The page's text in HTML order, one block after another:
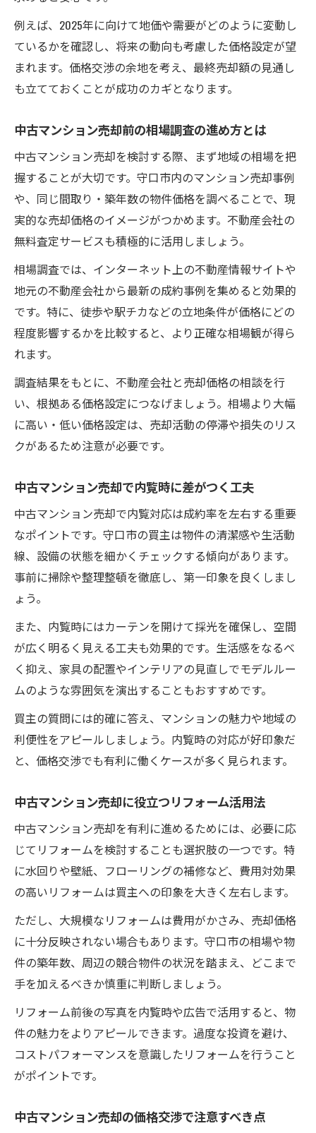
例えば、2025年に向けて地価や需要がどのように変動し
ているかを確認し、将来の動向も考慮した価格設定が望
まれます。価格交渉の余地を考え、最終売却額の見通し
も立てておくことが成功のカギとなります。
中古マンション売却前の相場調査の進め方とは
中古マンション売却を検討する際、まず地域の相場を把
握することが大切です。守口市内のマンション売却事例
や、同じ間取り・築年数の物件価格を調べることで、現
実的な売却価格のイメージがつかめます。不動産会社の
無料査定サービスも積極的に活用しましょう。
相場調査では、インターネット上の不動産情報サイトや
地元の不動産会社から最新の成約事例を集めると効果的
です。特に、徒歩や駅チカなどの立地条件が価格にどの
程度影響するかを比較すると、より正確な相場観が得ら
れます。
調査結果をもとに、不動産会社と売却価格の相談を行
い、根拠ある価格設定につなげましょう。相場より大幅
に高い・低い価格設定は、売却活動の停滞や損失のリス
クがあるため注意が必要です。
中古マンション売却で内覧時に差がつく工夫
中古マンション売却で内覧対応は成約率を左右する重要
なポイントです。守口市の買主は物件の清潔感や生活動
線、設備の状態を細かくチェックする傾向があります。
事前に掃除や整理整頓を徹底し、第一印象を良くしまし
ょう。
また、内覧時にはカーテンを開けて採光を確保し、空間
が広く明るく見える工夫も効果的です。生活感をなるべ
く抑え、家具の配置やインテリアの見直しでモデルルー
ムのような雰囲気を演出することもおすすめです。
買主の質問には的確に答え、マンションの魅力や地域の
利便性をアピールしましょう。内覧時の対応が好印象だ
と、価格交渉でも有利に働くケースが多く見られます。
中古マンション売却に役立つリフォーム活用法
中古マンション売却を有利に進めるためには、必要に応
じてリフォームを検討することも選択肢の一つです。特
に水回りや壁紙、フローリングの補修など、費用対効果
の高いリフォームは買主への印象を大きく左右します。
ただし、大規模なリフォームは費用がかさみ、売却価格
に十分反映されない場合もあります。守口市の相場や物
件の築年数、周辺の競合物件の状況を踏まえ、どこまで
手を加えるべきか慎重に判断しましょう。
リフォーム前後の写真を内覧時や広告で活用すると、物
件の魅力をよりアピールできます。過度な投資を避け、
コストパフォーマンスを意識したリフォームを行うこと
がポイントです。
中古マンション売却の価格交渉で注意すべき点